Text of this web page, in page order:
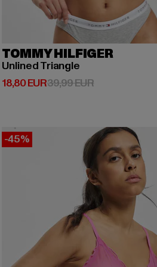
TOMMY HILFIGER
Unlined Triangle
18,80 EUR
Derzeitiger Preis: 18,80 EUR
39,99 EURAktionspreis:
-45%